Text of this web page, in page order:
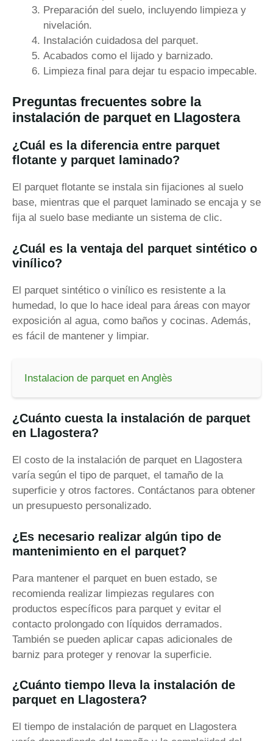
Preparación del suelo, incluyendo limpieza y
nivelación.
Instalación cuidadosa del parquet.
Acabados como el lijado y barnizado.
Limpieza final para dejar tu espacio impecable.
Preguntas frecuentes sobre la
instalación de parquet en Llagostera
¿Cuál es la diferencia entre parquet
flotante y parquet laminado?
El parquet flotante se instala sin fijaciones al suelo
base, mientras que el parquet laminado se encaja y se
fija al suelo base mediante un sistema de clic.
¿Cuál es la ventaja del parquet sintético o
vinílico?
El parquet sintético o vinílico es resistente a la
humedad, lo que lo hace ideal para áreas con mayor
exposición al agua, como baños y cocinas. Además,
es fácil de mantener y limpiar.
Instalacion de parquet en Anglès
¿Cuánto cuesta la instalación de parquet
en Llagostera?
El costo de la instalación de parquet en Llagostera
varía según el tipo de parquet, el tamaño de la
superficie y otros factores. Contáctanos para obtener
un presupuesto personalizado.
¿Es necesario realizar algún tipo de
mantenimiento en el parquet?
Para mantener el parquet en buen estado, se
recomienda realizar limpiezas regulares con
productos específicos para parquet y evitar el
contacto prolongado con líquidos derramados.
También se pueden aplicar capas adicionales de
barniz para proteger y renovar la superficie.
¿Cuánto tiempo lleva la instalación de
parquet en Llagostera?
El tiempo de instalación de parquet en Llagostera